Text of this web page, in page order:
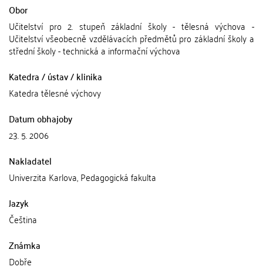
Obor
Učitelství pro 2. stupeň základní školy - tělesná výchova -
Učitelství všeobecně vzdělávacích předmětů pro základní školy a
střední školy - technická a informační výchova
Katedra / ústav / klinika
Katedra tělesné výchovy
Datum obhajoby
23. 5. 2006
Nakladatel
Univerzita Karlova, Pedagogická fakulta
Jazyk
Čeština
Známka
Dobře